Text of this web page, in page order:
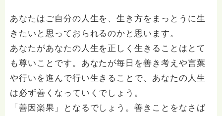
あなたはご自分の人生を、生き方をまっとうに生
きたいと思っておられるのかと思います。
あなたがあなたの人生を正しく生きることはとて
も尊いことです。あなたが毎日を善き考えや言葉
や行いを進んで行い生きることで、あなたの人生
は必ず善くなっていくでしょう。
「善因楽果」となるでしょう。善きことをなさば